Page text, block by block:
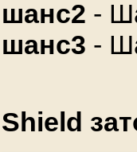
шанс2 -
шанс3 -
Shield